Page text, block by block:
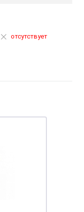
отсутствует